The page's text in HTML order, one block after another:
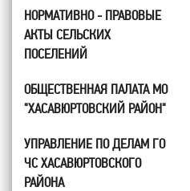
НОРМАТИВНО - ПРАВОВЫЕ
АКТЫ СЕЛЬСКИХ
ПОСЕЛЕНИЙ
ОБЩЕСТВЕННАЯ ПАЛАТА МО
"ХАСАВЮРТОВСКИЙ РАЙОН"
УПРАВЛЕНИЕ ПО ДЕЛАМ ГО
ЧС ХАСАВЮРТОВСКОГО
РАЙОНА